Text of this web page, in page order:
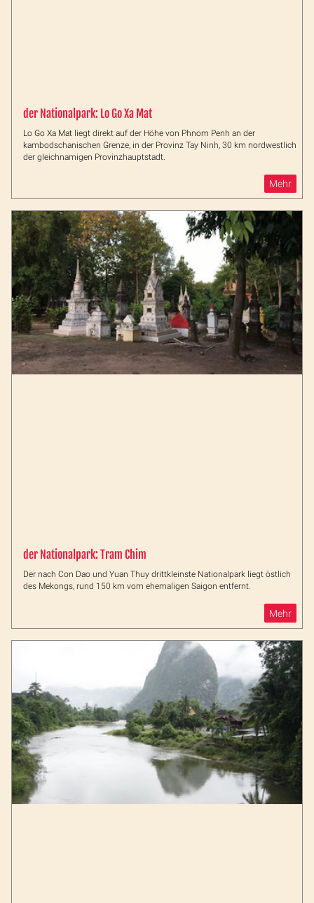
der Nationalpark: Lo Go Xa Mat
Lo Go Xa Mat liegt direkt auf der Höhe von Phnom Penh an der
kambodschanischen Grenze, in der Provinz Tay Ninh, 30 km nordwestlich
der gleichnamigen Provinzhauptstadt.
Mehr
der Nationalpark: Tram Chim
Der nach Con Dao und Yuan Thuy drittkleinste Nationalpark liegt östlich
des Mekongs, rund 150 km vom ehemaligen Saigon entfernt.
Mehr